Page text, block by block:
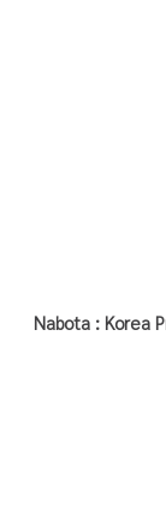
Nabota : Korea